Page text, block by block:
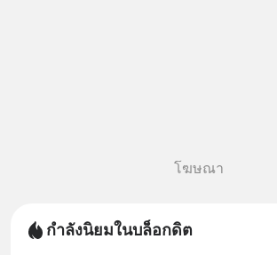
โฆษณา
กำลังนิยมในบล็อกดิต